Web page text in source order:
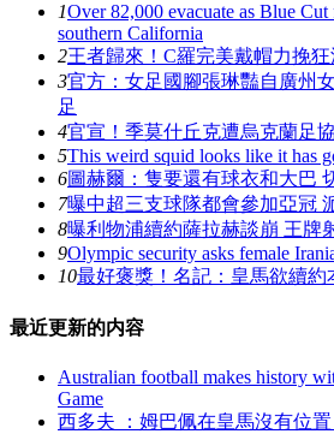
1Over 82,000 evacuate as Blue
southern California
2王者歸來！C羅完美戴帽力
3官方：女足國腳張琳豔自廣
足
4官宣！季莫什丘克遭烏克蘭
5This weird squid looks like it has
6圖赫爾：隻要還有球衣和大
7曝中超三支球隊都會參加亞冠
8曝利物浦續約薩拉赫談崩 王牌
9Olympic security asks female
10最好褒獎 ！名記：皇馬欲
最近更新的内容
Australian football makes history
Game
西多夫 ：姆巴佩在皇馬沒有